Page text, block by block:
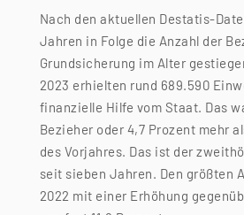
Nach den aktuellen Destatis-
Jahren in Folge die Anzahl der
Grundsicherung im Alter
2023 erhielten rund 689.590
finanzielle Hilfe vom Staat. Das
Bezieher oder 4,7 Prozent mehr
des Vorjahres. Das ist der
seit sieben Jahren. Den größten
2022 mit einer Erhöhung